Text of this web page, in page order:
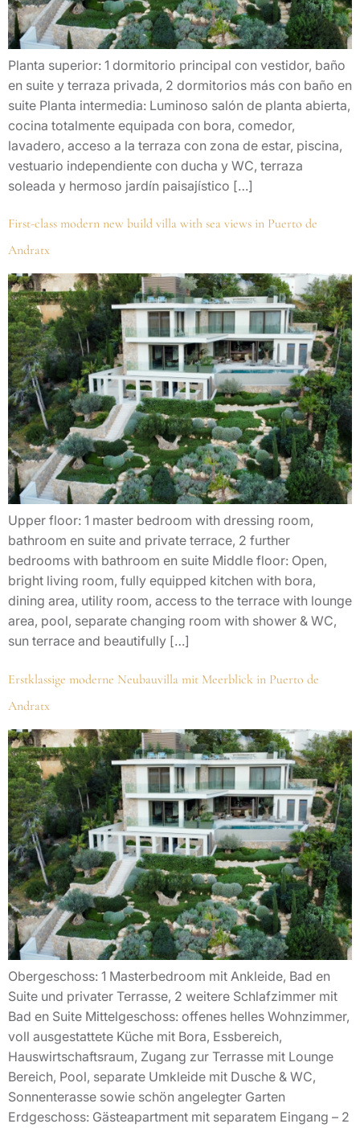
Planta superior: 1 dormitorio principal con vestidor, baño
en suite y terraza privada, 2 dormitorios más con baño en
suite Planta intermedia: Luminoso salón de planta abierta,
cocina totalmente equipada con bora, comedor,
lavadero, acceso a la terraza con zona de estar, piscina,
vestuario independiente con ducha y WC, terraza
soleada y hermoso jardín paisajístico […]
First-class modern new build villa with sea views in Puerto de
Andratx
Upper floor: 1 master bedroom with dressing room,
bathroom en suite and private terrace, 2 further
bedrooms with bathroom en suite Middle floor: Open,
bright living room, fully equipped kitchen with bora,
dining area, utility room, access to the terrace with lounge
area, pool, separate changing room with shower & WC,
sun terrace and beautifully […]
Erstklassige moderne Neubauvilla mit Meerblick in Puerto de
Andratx
Obergeschoss: 1 Masterbedroom mit Ankleide, Bad en
Suite und privater Terrasse, 2 weitere Schlafzimmer mit
Bad en Suite Mittelgeschoss: offenes helles Wohnzimmer,
voll ausgestattete Küche mit Bora, Essbereich,
Hauswirtschaftsraum, Zugang zur Terrasse mit Lounge
Bereich, Pool, separate Umkleide mit Dusche & WC,
Sonnenterasse sowie schön angelegter Garten
Erdgeschoss: Gästeapartment mit separatem Eingang – 2